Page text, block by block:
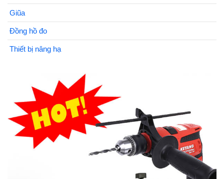
Giũa
Đồng hồ đo
Thiết bị nâng hạ